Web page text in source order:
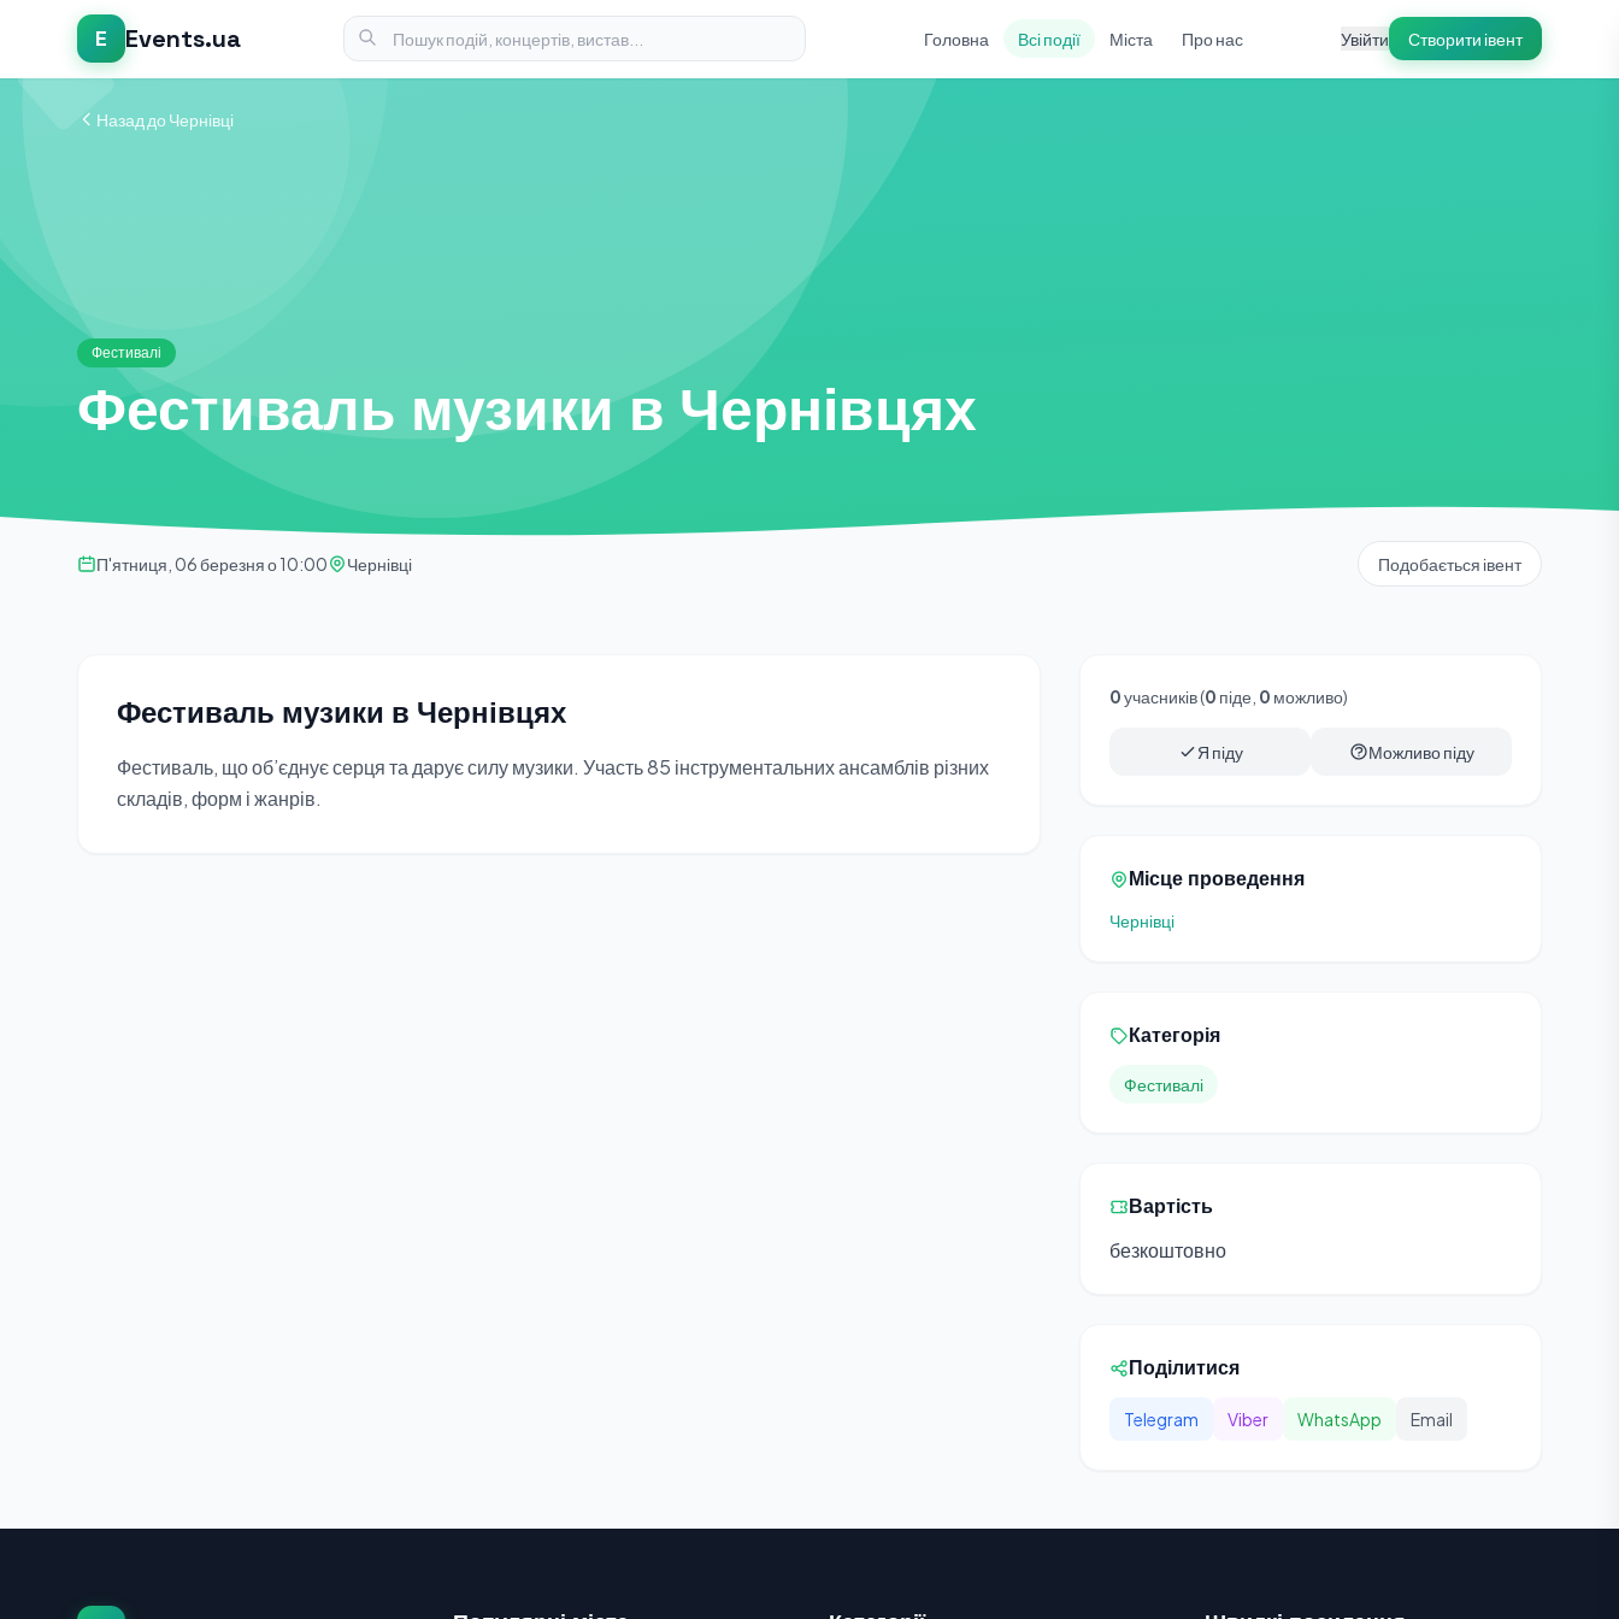
E Events.ua Головна Всі події Міста Про нас Увійти Створити івент
Назад до Чернівці
Фестивалі
Фестиваль музики в Чернівцях
П'ятниця, 06 березня о 10:00 Чернівці Подобається івент
Фестиваль музики в Чернівцях
Фестиваль, що об’єднує серця та дарує силу музики. Участь 85 інструментальних ансамблів різних
складів, форм і жанрів.
0учасників (0 піде, 0 можливо)
Я піду Можливо піду
Місце проведення
Чернівці
Категорія
Фестивалі
Вартість
безкоштовно
Поділитися
Telegram Viber WhatsApp Email